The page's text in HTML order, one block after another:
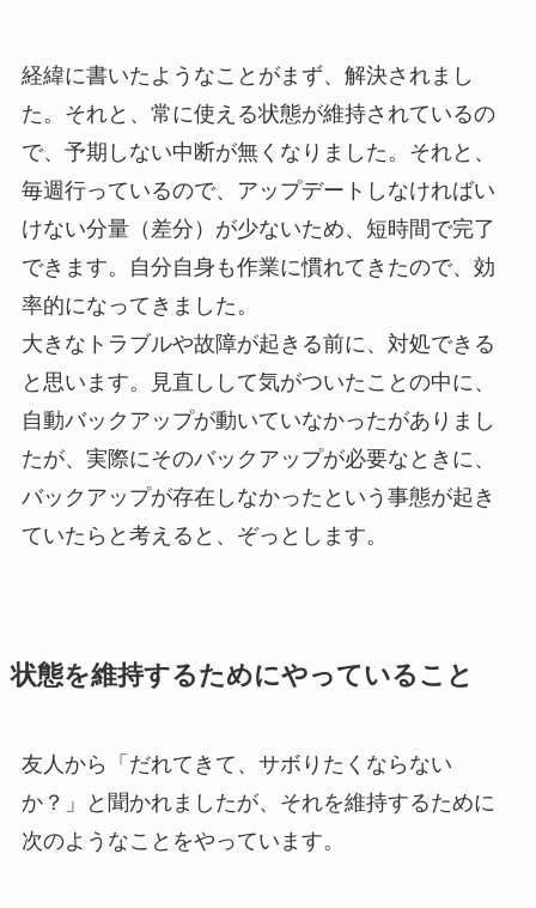
経緯に書いたようなことがまず、解決されまし
た。それと、常に使える状態が維持されているの
で、予期しない中断が無くなりました。それと、
毎週行っているので、アップデートしなければい
けない分量（差分）が少ないため、短時間で完了
できます。自分自身も作業に慣れてきたので、効
率的になってきました。
大きなトラブルや故障が起きる前に、対処できる
と思います。見直しして気がついたことの中に、
自動バックアップが動いていなかったがありまし
たが、実際にそのバックアップが必要なときに、
バックアップが存在しなかったという事態が起き
ていたらと考えると、ぞっとします。
状態を維持するためにやっていること
友人から「だれてきて、サボりたくならない
か？」と聞かれましたが、それを維持するために
次のようなことをやっています。